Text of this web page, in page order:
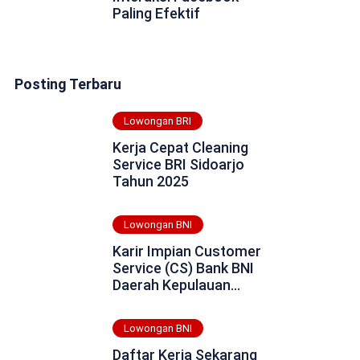
Paling Efektif
Posting Terbaru
Lowongan BRI
Kerja Cepat Cleaning
Service BRI Sidoarjo
Tahun 2025
Lowongan BNI
Karir Impian Customer
Service (CS) Bank BNI
Daerah Kepulauan
Tenggara Barat) Tahun
2025
Lowongan BNI
Daftar Kerja Sekarang